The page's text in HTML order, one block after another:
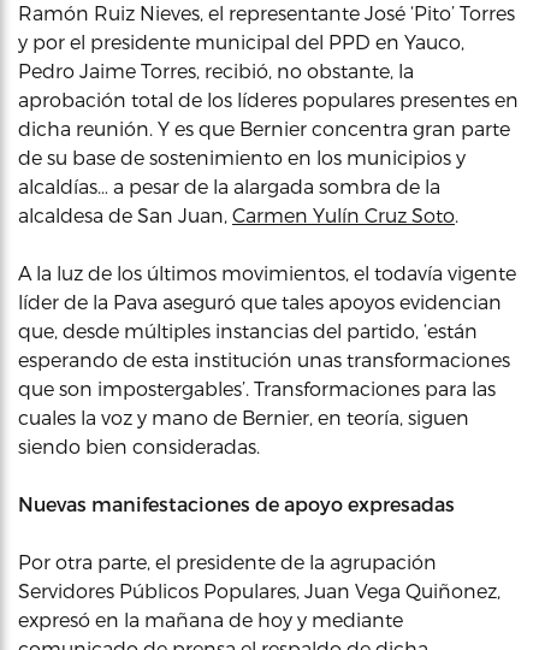
Ramón Ruiz Nieves, el representante José ‘Pito’ Torres
y por el presidente municipal del PPD en Yauco,
Pedro Jaime Torres, recibió, no obstante, la
aprobación total de los líderes populares presentes en
dicha reunión. Y es que Bernier concentra gran parte
de su base de sostenimiento en los municipios y
alcaldías… a pesar de la alargada sombra de la
alcaldesa de San Juan, Carmen Yulín Cruz Soto.
A la luz de los últimos movimientos, el todavía vigente
líder de la Pava aseguró que tales apoyos evidencian
que, desde múltiples instancias del partido, ‘están
esperando de esta institución unas transformaciones
que son impostergables’. Transformaciones para las
cuales la voz y mano de Bernier, en teoría, siguen
siendo bien consideradas.
Nuevas manifestaciones de apoyo expresadas
Por otra parte, el presidente de la agrupación
Servidores Públicos Populares, Juan Vega Quiñonez,
expresó en la mañana de hoy y mediante